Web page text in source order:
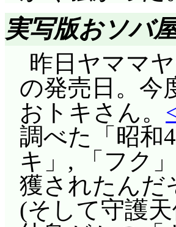
陽子は拒否
入れ違いで,
る。壁落人
と一緒に流
――即ち景王
王であり, 間
聞いた優香
叫び伝える
う消えかけ
「左肩を負
ーに取り抑
ヴェノムに
銃を向ける
トも動き出
気を失って
ナイス。し
全装置外し
実写版おソバ
昨日ヤママ
の発売日。今
おトキさん。
調べた「昭和
キ」, 「フク
獲されたんだ
(そして守護